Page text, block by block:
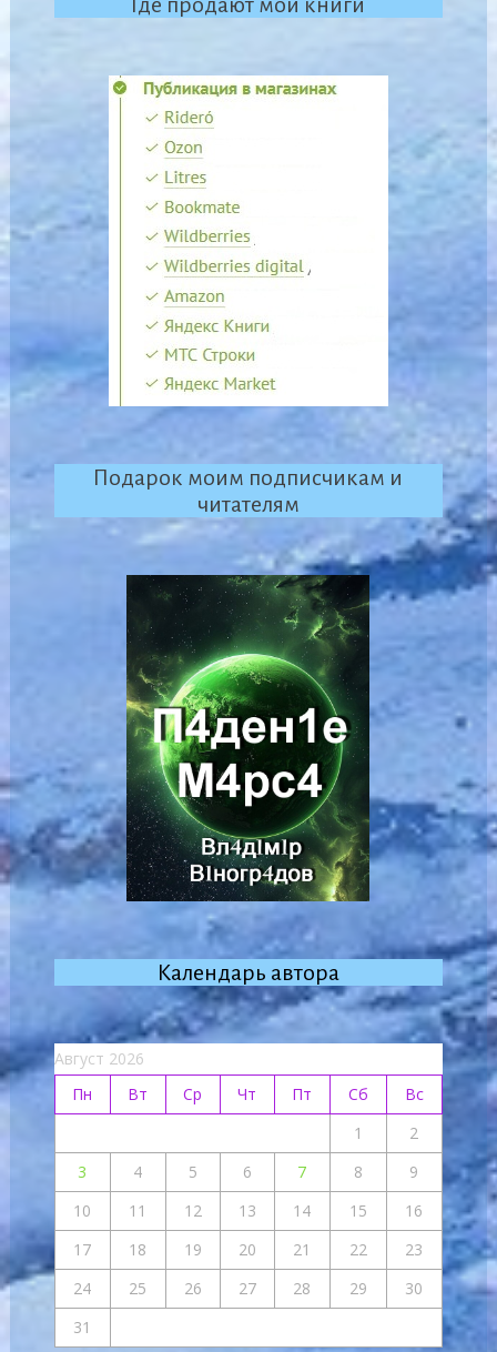
Подарок моим подписчикам и
читателям
Календарь автора
Август 2026
Пн
Вт Ср Чт Пт Сб
Вс
1
2
3
4 5 6 7 8
9
10
11 12 13 14 15
16
17
18 19 20 21 22
23
24
25 26 27 28 29
30
31